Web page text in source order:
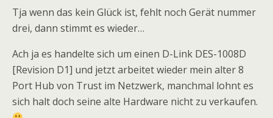
Tja wenn das kein Glück ist, fehlt noch Gerät nummer
drei, dann stimmt es wieder…
Ach ja es handelte sich um einen D-Link DES-1008D
[Revision D1] und jetzt arbeitet wieder mein alter 8
Port Hub von Trust im Netzwerk, manchmal lohnt es
sich halt doch seine alte Hardware nicht zu verkaufen.